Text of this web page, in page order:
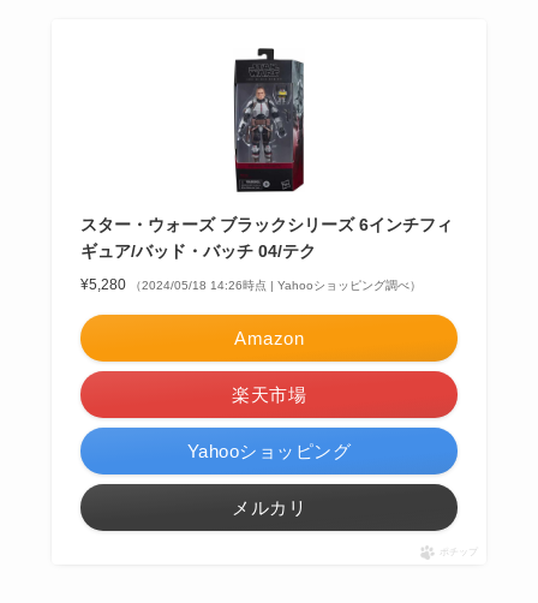
スター・ウォーズ ブラックシリーズ 6インチフィ
ギュア/バッド・バッチ 04/テク
¥5,280 （2024/05/18 14:26時点 | Yahooショッピング調べ）
Amazon
楽天市場
Yahooショッピング
メルカリ
ポチップ